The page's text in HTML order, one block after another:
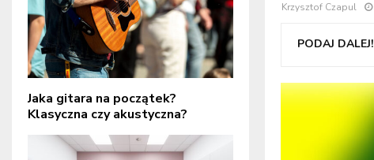
Krzysztof Czapul
PODAJ DALEJ!
Jaka gitara na początek?
Klasyczna czy akustyczna?